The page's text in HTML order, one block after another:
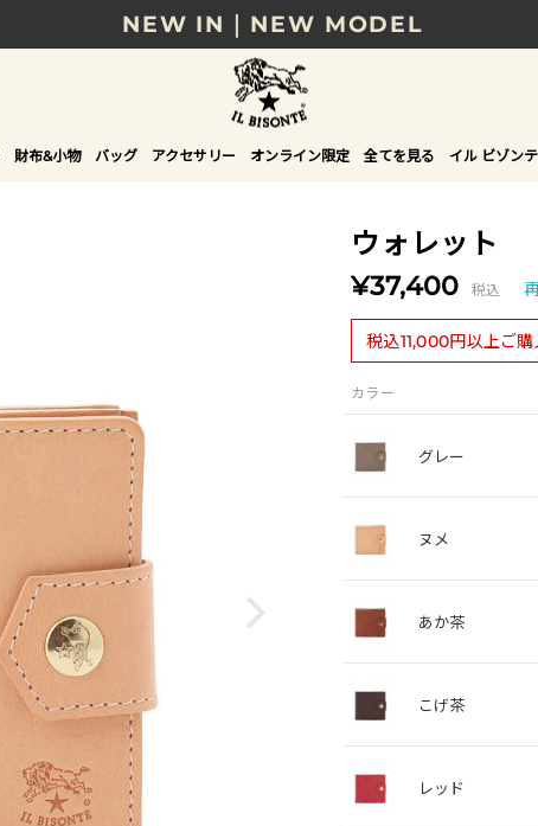
NEW IN｜NEW MODEL
8/17(月)10時まで｜税込11,000円以上で送料無
贈る相手やシーンから選べる、新しいギフトガ
NEW IN｜COLOR LEATHER
財布&小物 バッグ アクセサリー オンライン限定 全てを見る イル ビゾン
ウォレット
¥37,400 税込
税込11,000円以上ご
カラー
グレー
ヌメ
あか茶
こげ茶
レッド